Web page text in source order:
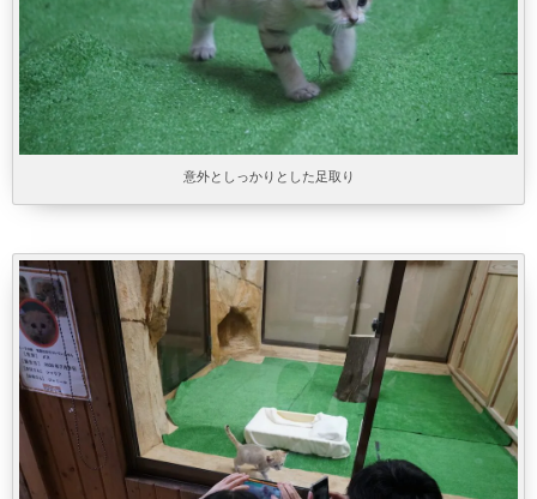
意外としっかりとした足取り